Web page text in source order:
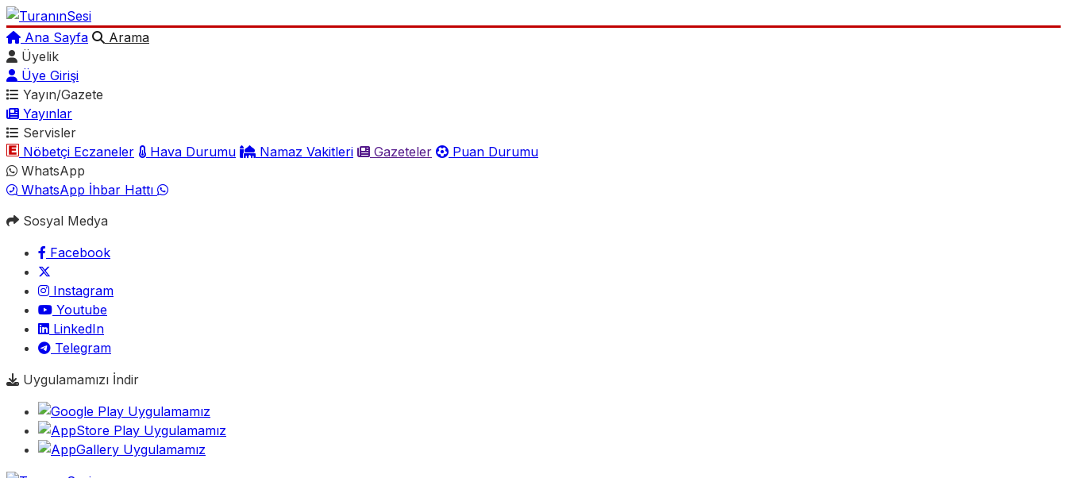
Ana Sayfa
Arama
Üyelik
Üye Girişi
Yayın/Gazete
Yayınlar
Servisler
Nöbetçi Eczaneler
Hava Durumu Namaz Vakitleri Gazeteler
Puan Durumu
WhatsApp
WhatsApp İhbar Hattı
Sosyal Medya
Facebook
Instagram
Youtube
LinkedIn
Telegram
Uygulamamızı İndir